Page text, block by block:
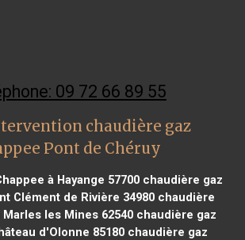
09 72 66 89 55
chaudière gaz
Pont de Chéruy
à Hayange 57700 chaudière gaz
Clément de Rivière 34980 chaudière
Marles les Mines 62540 chaudière gaz
d'Olonne 85180chaudière gaz